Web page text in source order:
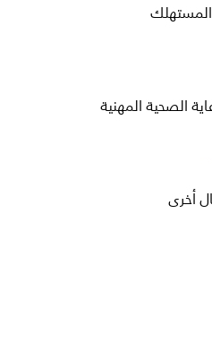
الصحية المهنية
أخرى